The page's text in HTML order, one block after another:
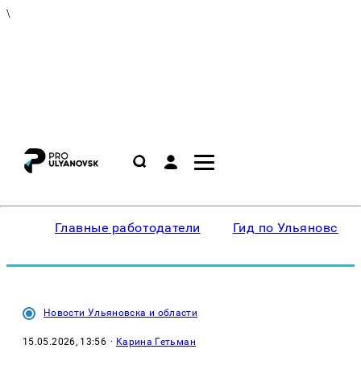
\
Главные работодатели Гид по Ульяновску
Новости Ульяновска и области
15.05.2026, 13:56 · Карина Гетьман